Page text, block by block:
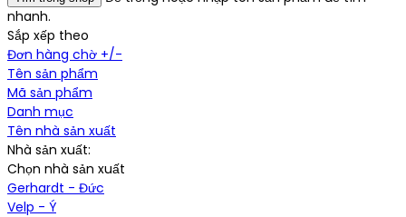
nhanh.
Sắp xếp theo
Đơn hàng chờ +/-
Tên sản phẩm
Mã sản phẩm
Danh mục
Tên nhà sản xuất
Nhà sản xuất:
Chọn nhà sản xuất
Gerhardt - Đức
Velp - Ý